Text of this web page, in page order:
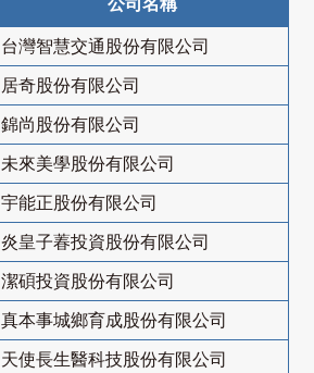
台灣智慧交通股份有限公司
居奇股份有限公司
錦尚股份有限公司
未來美學股份有限公司
宇能正股份有限公司
炎皇子萶投資股份有限公司
潔碩投資股份有限公司
真本事城鄉育成股份有限公司
天使長生醫科技股份有限公司